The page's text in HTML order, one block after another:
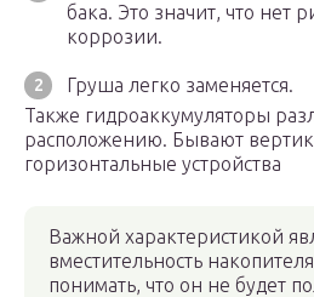
бака. Это значит, что нет
коррозии.
Груша легко заменяется.
Также гидроаккумуляторы
расположению. Бывают
горизонтальные устройства
Важной характеристикой
вместительность
понимать, что он не будет